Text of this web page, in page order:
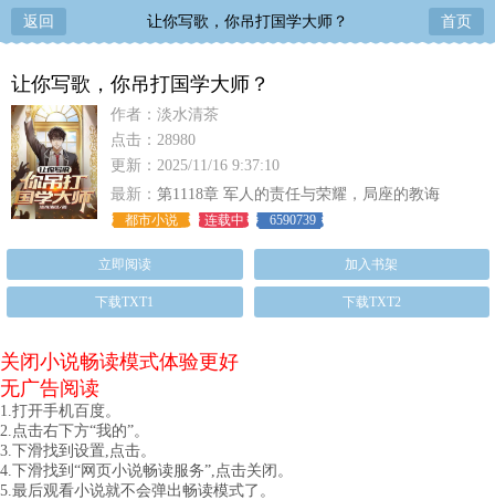
返回 让你写歌，你吊打国学大师？ 首页
让你写歌，你吊打国学大师？
作者：淡水清茶
点击：28980
更新：2025/11/16 9:37:10
最新： 第1118章 军人的责任与荣耀，局座的教诲
都市小说 连载中 6590739
立即阅读 加入书架
下载TXT1 下载TXT2
关闭小说畅读模式体验更好
无广告阅读
1.打开手机百度。
2.点击右下方“我的”。
3.下滑找到设置,点击。
4.下滑找到“网页小说畅读服务”,点击关闭。
5.最后观看小说就不会弹出畅读模式了。